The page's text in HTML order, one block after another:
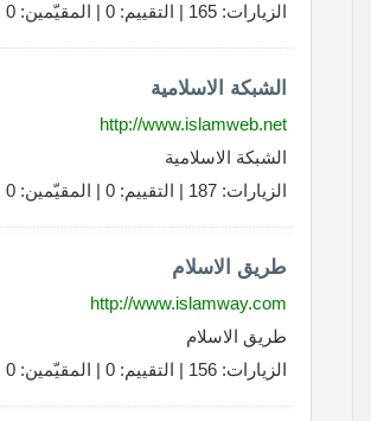
الزيارات: 165 | التقييم: 0 | المقيّمين: 0
الشبكة الاسلامية
http://www.islamweb.net
الشبكة الاسلامية
الزيارات: 187 | التقييم: 0 | المقيّمين: 0
طريق الاسلام
http://www.islamway.com
طريق الاسلام
الزيارات: 156 | التقييم: 0 | المقيّمين: 0